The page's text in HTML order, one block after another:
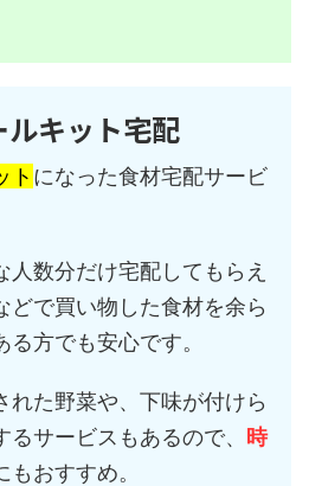
ルキット宅配
ト になった食材宅配サービ
人数分だけ宅配してもらえ
どで買い物した食材を余ら
方でも安心です。
れた野菜や、下味が付けら
サービスもあるので、
時
おすすめ。